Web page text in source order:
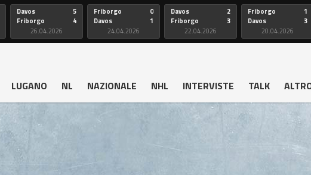
Davos
Friborgo
5
4
26.04.2026
Friborgo
Davos
0
1
24.04.2026
Davos
Friborgo
2
3
22.04.2026
Friborgo
Davos
1
3
20.04.2026
LUGANO NL NAZIONALE NHL INTERVISTE TALK